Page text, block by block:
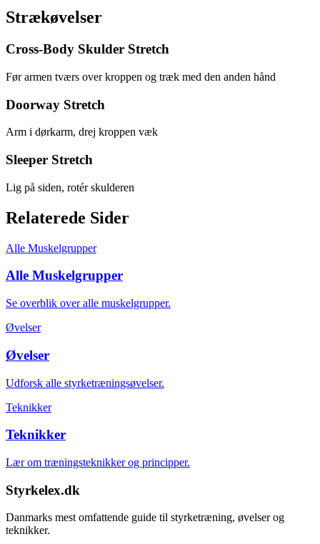
Strækøvelser
Cross-Body Skulder Stretch
Før armen tværs over kroppen og træk med den anden hånd
Doorway Stretch
Arm i dørkarm, drej kroppen væk
Sleeper Stretch
Lig på siden, rotér skulderen
Relaterede Sider
Alle Muskelgrupper
Alle Muskelgrupper
Se overblik over alle muskelgrupper.
Øvelser
Øvelser
Udforsk alle styrketræningsøvelser.
Teknikker
Teknikker
Lær om træningsteknikker og principper.
Styrkelex.dk
Danmarks mest omfattende guide til styrketræning, øvelser og
teknikker.